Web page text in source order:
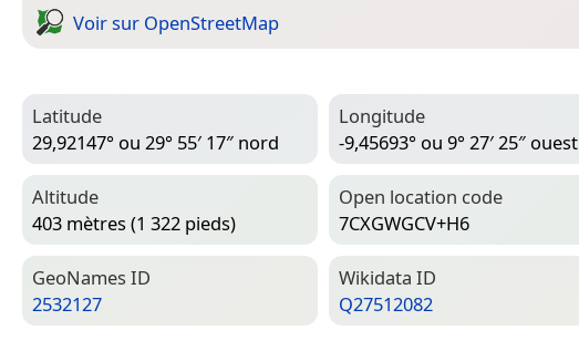
Voir sur Open­Street­Map
Latitude
29,92147° ou 29° 55′ 17″ nord
Longitude
-9,45693° ou 9° 27′ 25″ ouest
Altitude
403 mètres (1 322 pieds)
Open location code
7CXGWGCV+H6
Geo­Names ID
2532127
Wiki­data ID
Q27512082